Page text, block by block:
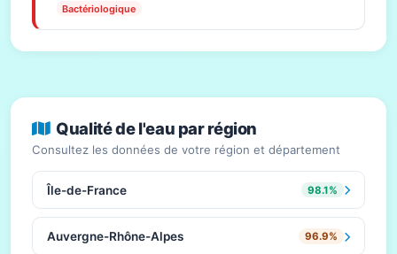
Bactériologique
Qualité de l'eau par région
Consultez les données de votre région et département
Île-de-France 98.1%
Auvergne-Rhône-Alpes 96.9%